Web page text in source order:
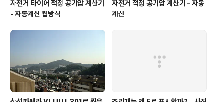
자전거 타이어 적정 공기압 계산기
- 자동계산 웹방식
자전거 적정 공기압 계산기 - 자동
계산